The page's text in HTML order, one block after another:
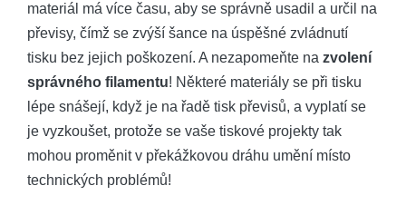
materiál má více času, aby se správně usadil a určil na
převisy, čímž se zvýší šance na úspěšné zvládnutí
tisku bez jejich poškození. A nezapomeňte na zvolení
správného filamentu! Některé materiály se při tisku
lépe snášejí, když je na řadě tisk převisů, a vyplatí se
je vyzkoušet, protože se vaše tiskové projekty tak
mohou proměnit v překážkovou dráhu umění místo
technických problémů!